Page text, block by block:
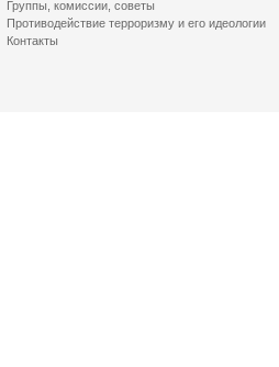
Группы, комиссии, советы
Противодействие терроризму и его идеологии
Контакты